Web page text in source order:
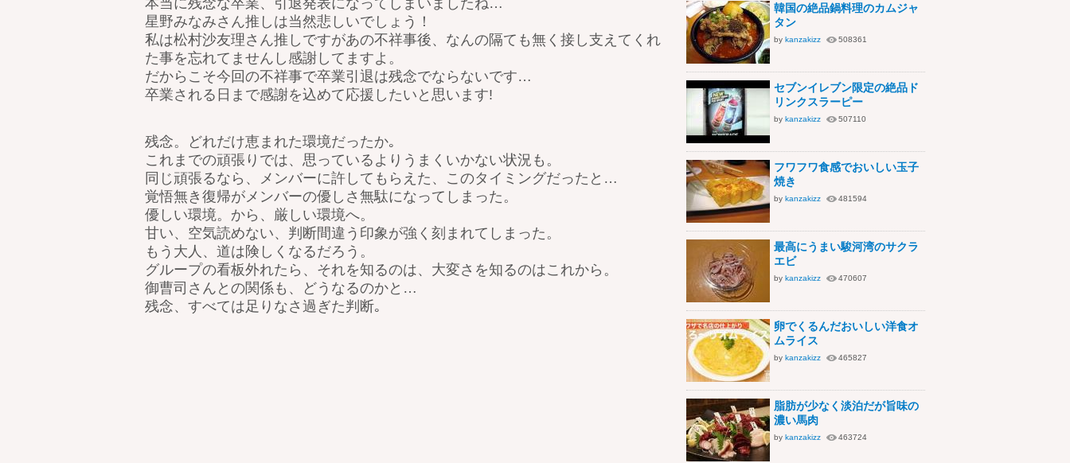
星野みなみさん推しは当然悲しいでしょう！
私は松村沙友理さん推しですがあの不祥事後、なんの隔ても無く接し支えてくれ
た事を忘れてませんし感謝してますよ。
だからこそ今回の不祥事で卒業引退は残念でならないです…
卒業される日まで感謝を込めて応援したいと思います!
残念。どれだけ恵まれた環境だったか｡
これまでの頑張りでは、思っているよりうまくいかない状況も。
同じ頑張るなら、メンバーに許してもらえた、このタイミングだったと…
覚悟無き復帰がメンバーの優しさ無駄になってしまった。
優しい環境。から、厳しい環境へ。
甘い、空気読めない、判断間違う印象が強く刻まれてしまった。
もう大人、道は険しくなるだろう。
グループの看板外れたら、それを知るのは、大変さを知るのはこれから。
御曹司さんとの関係も、どうなるのかと…
残念、すべては足りなさ過ぎた判断｡
韓国の絶品鍋料理のカムジャ
タン
by kanzakizz 508361
セブンイレブン限定の絶品ド
リンクスラーピー
by kanzakizz 507110
フワフワ食感でおいしい玉子
焼き
by kanzakizz 481594
最高にうまい駿河湾のサクラ
エビ
by kanzakizz 470607
卵でくるんだおいしい洋食オ
ムライス
by kanzakizz 465827
脂肪が少なく淡泊だが旨味の
濃い馬肉
by kanzakizz 463724